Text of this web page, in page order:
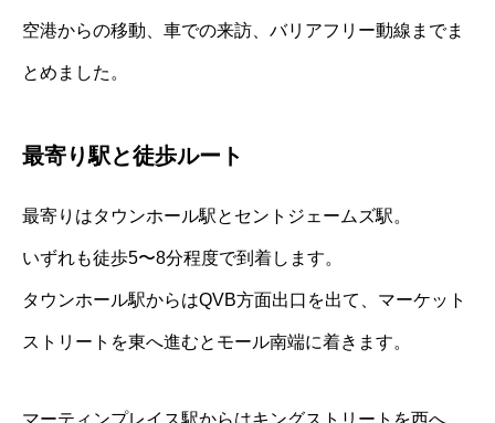
空港からの移動、車での来訪、バリアフリー動線までま
とめました。
最寄り駅と徒歩ルート
最寄りはタウンホール駅とセントジェームズ駅。
いずれも徒歩5〜8分程度で到着します。
タウンホール駅からはQVB方面出口を出て、マーケット
ストリートを東へ進むとモール南端に着きます。